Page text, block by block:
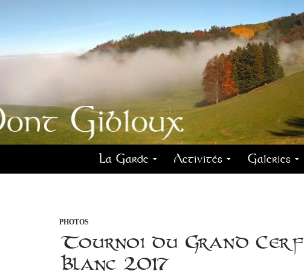
La Garde Activités Galeries
PHOTOS
Tournoi du Grand Cerf
Blanc 2017